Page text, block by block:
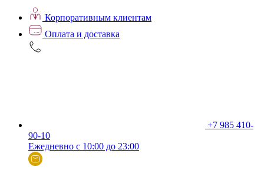
Корпоративным клиентам
Оплата и доставка
+7 985 410-
90-10
Ежедневно с 10:00 до 23:00